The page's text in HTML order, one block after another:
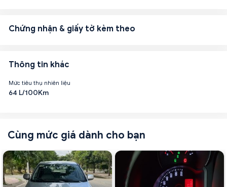
Chứng nhận & giấy tờ kèm theo
Thông tin khác
Mức tiêu thụ nhiên liệu
64 L/100Km
Cùng mức giá dành cho bạn